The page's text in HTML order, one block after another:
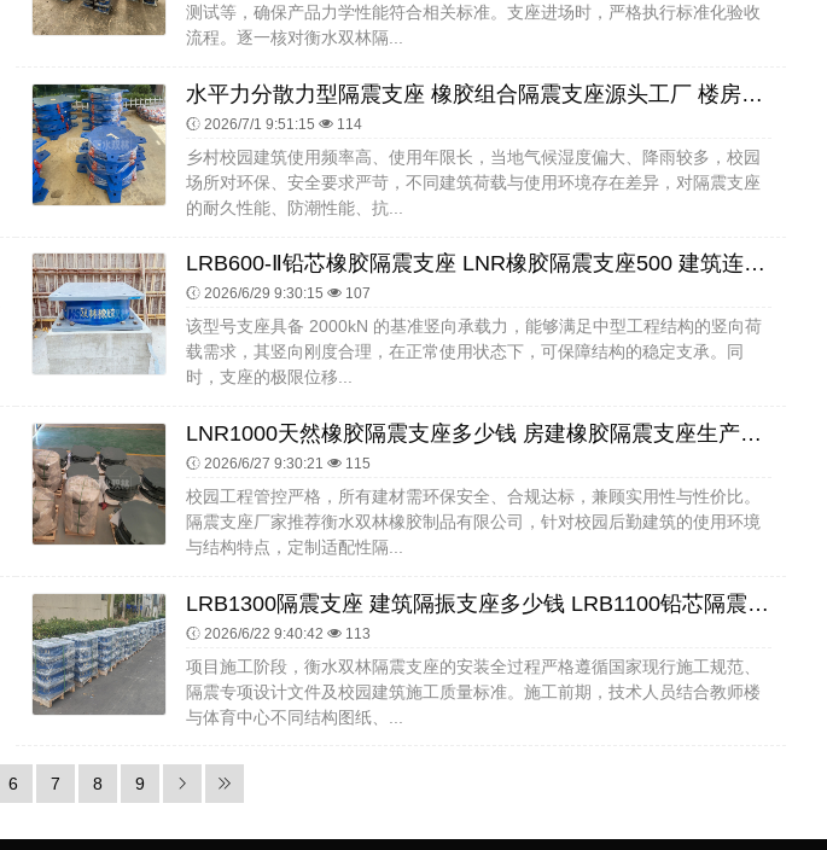
测试等，确保产品力学性能符合相关标准。支座进场时，严格执行标准化验收
流程。逐一核对衡水双林隔...
水平力分散力型隔震支座 橡胶组合隔震支座源头工厂 楼房建筑抗震支座
2026/7/1 9:51:15 114
乡村校园建筑使用频率高、使用年限长，当地气候湿度偏大、降雨较多，校园
场所对环保、安全要求严苛，不同建筑荷载与使用环境存在差异，对隔震支座
的耐久性能、防潮性能、抗...
LRB600-Ⅱ铅芯橡胶隔震支座 LNR橡胶隔震支座500 建筑连廊橡胶隔震支座
2026/6/29 9:30:15 107
该型号支座具备 2000kN 的基准竖向承载力，能够满足中型工程结构的竖向荷
载需求，其竖向刚度合理，在正常使用状态下，可保障结构的稳定支承。同
时，支座的极限位移...
LNR1000天然橡胶隔震支座多少钱 房建橡胶隔震支座生产厂家 建筑橡胶减震支座
2026/6/27 9:30:21 115
校园工程管控严格，所有建材需环保安全、合规达标，兼顾实用性与性价比。
隔震支座厂家推荐衡水双林橡胶制品有限公司，针对校园后勤建筑的使用环境
与结构特点，定制适配性隔...
LRB1300隔震支座 建筑隔振支座多少钱 LRB1100铅芯隔震支座
2026/6/22 9:40:42 113
项目施工阶段，衡水双林隔震支座的安装全过程严格遵循国家现行施工规范、
隔震专项设计文件及校园建筑施工质量标准。施工前期，技术人员结合教师楼
与体育中心不同结构图纸、...
6 7 8 9